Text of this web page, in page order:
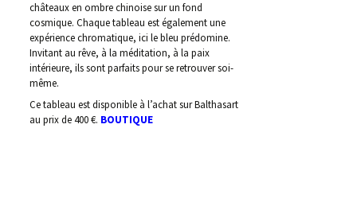
châteaux en ombre chinoise sur un fond
cosmique. Chaque tableau est également une
expérience chromatique, ici le bleu prédomine.
Invitant au rêve, à la méditation, à la paix
intérieure, ils sont parfaits pour se retrouver soi-
même.
Ce tableau est disponible à l’achat sur Balthasart
au prix de 400 €. BOUTIQUE